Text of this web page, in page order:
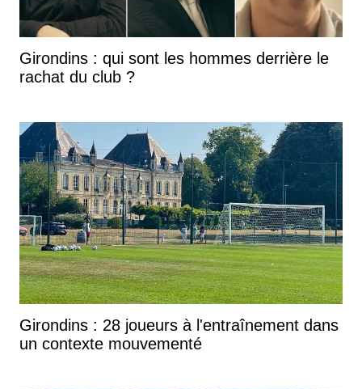
Girondins : qui sont les hommes derrière le
rachat du club ?
Girondins : 28 joueurs à l'entraînement dans
un contexte mouvementé